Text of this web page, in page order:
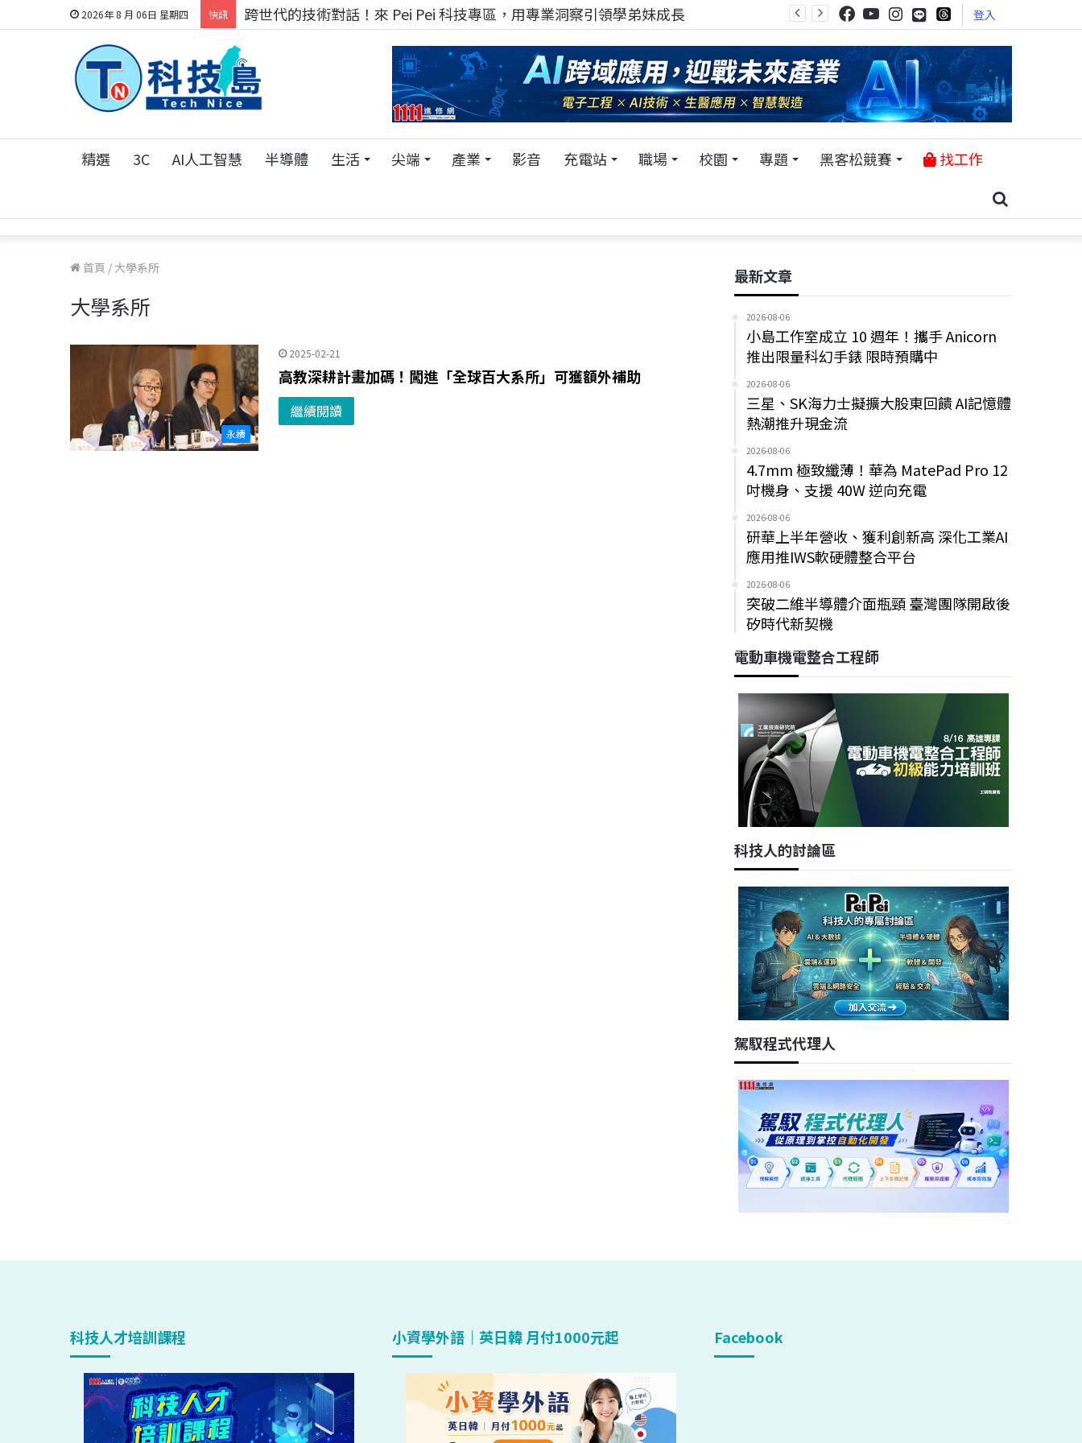
2026年 8 月 06日 星期四 快訊 跨世代的技術對話！來 Pei Pei 科技專區，用專業洞察引領學弟妹成長 登入
精選 3C AI人工智慧 半導體 生活 尖端 產業 影音 充電站 職場 校園 專題 黑客松競賽 找工作
首頁 / 大學系所
大學系所
永續
2025-02-21
高教深耕計畫加碼！闖進「全球百大系所」可獲額外補助
繼續閱讀
最新文章
2026-08-06
小島工作室成立 10 週年！攜手 Anicorn
推出限量科幻手錶 限時預購中
2026-08-06
三星、SK海力士擬擴大股東回饋 AI記憶體
熱潮推升現金流
2026-08-06
4.7mm 極致纖薄！華為 MatePad Pro 12
吋機身、支援 40W 逆向充電
2026-08-06
研華上半年營收、獲利創新高 深化工業AI
應用推IWS軟硬體整合平台
2026-08-06
突破二維半導體介面瓶頸 臺灣團隊開啟後
矽時代新契機
電動車機電整合工程師
科技人的討論區
駕馭程式代理人
科技人才培訓課程 小資學外語｜英日韓 月付1000元起 Facebook